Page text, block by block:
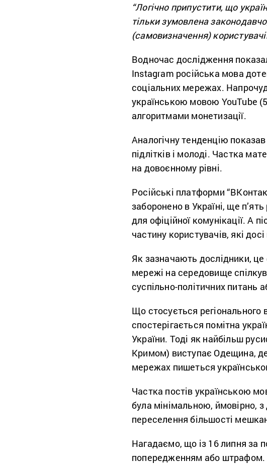
“Логічно припустити, що
тільки зумовлена
(самовизначення)
Водночас дослідження
Instagram російська мова
соціальних мережах.
українською мовою YouTube
алгоритмами монетизації.
Аналогічну тенденцію
підлітків і молоді. Частка
на довоєнному рівні.
Російські платформи
заборонено в Україні, ще
для офіційної комунікації. А
частину користувачів, які
Як зазначають дослідники, це
мережі на середовище
суспільно-політичних питань
Що стосується регіонального
спостерігається помітна
України. Тоді як найбільш
Кримом) виступає Одещина,
мережах пишеться
Частка постів українською
була мінімальною, ймовірно,
переселення більшості
Нагадаємо, що із 16 липня за
попередженням або